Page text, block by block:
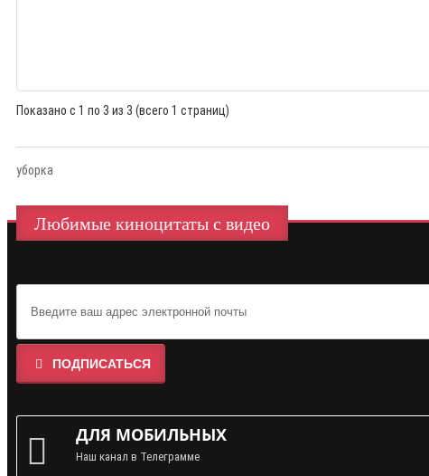
Показано с 1 по 3 из 3 (всего 1 страниц)
уборка
Любимые киноцитаты с видео
ПОДПИСАТЬСЯ
ДЛЯ МОБИЛЬНЫХ
Наш канал в Телеграмме